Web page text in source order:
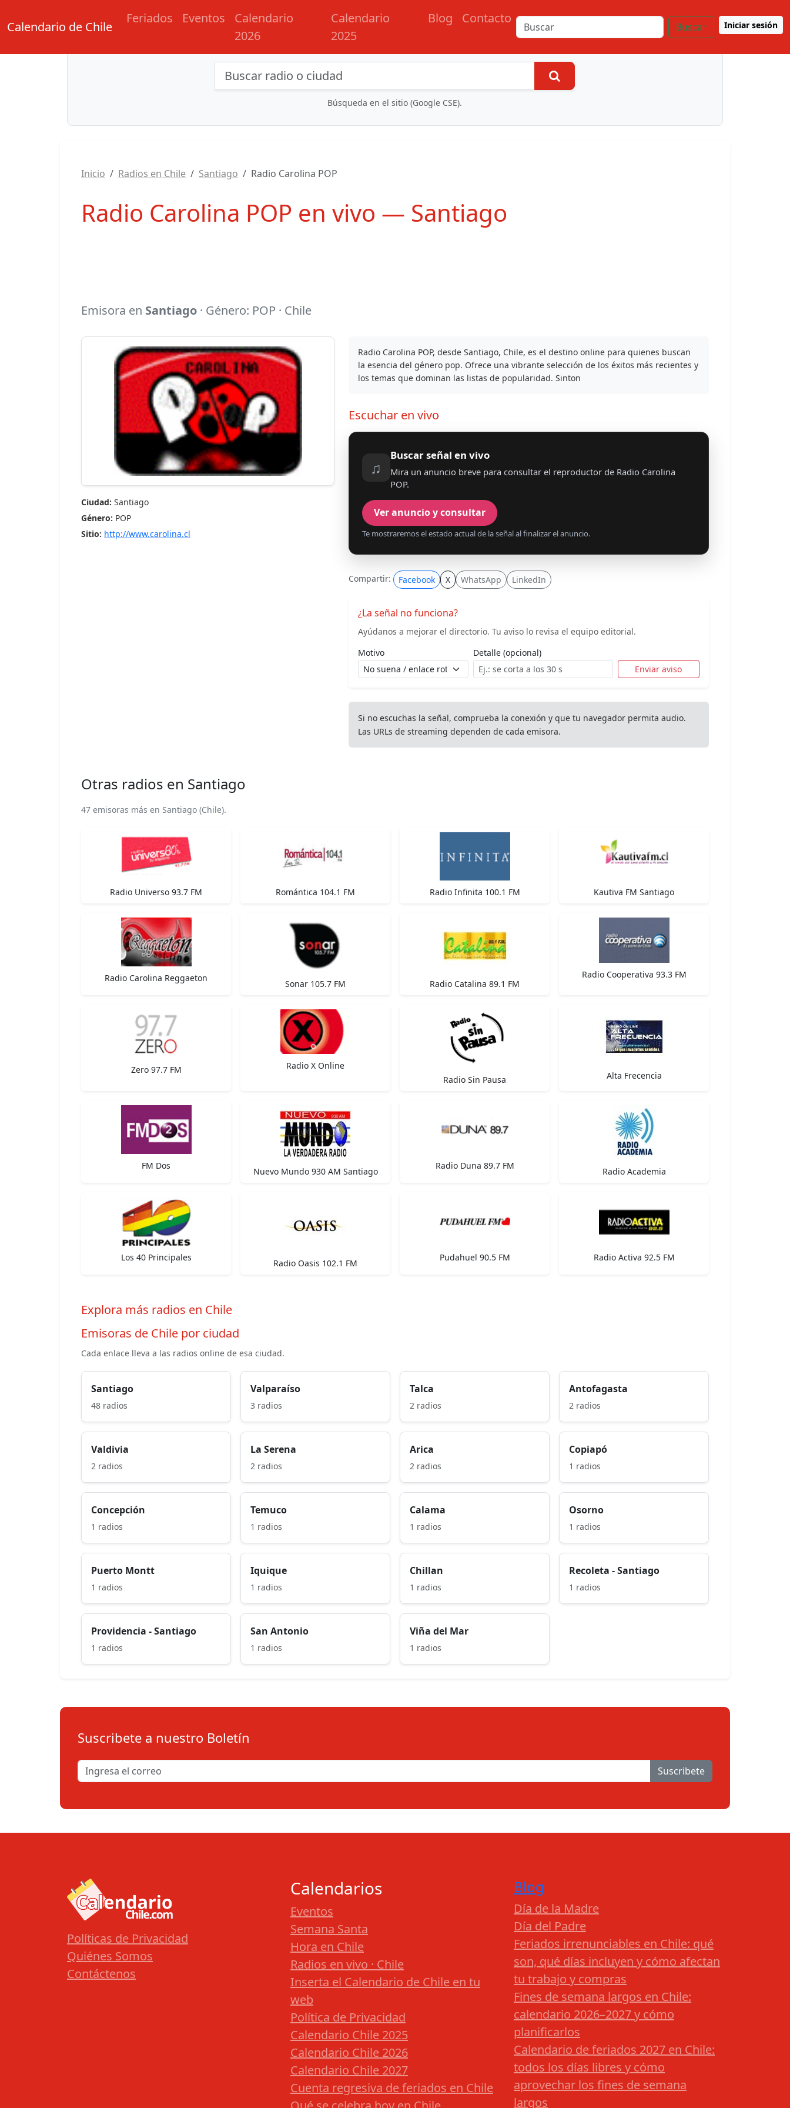
Calendario de Chile
Feriados Eventos
Calendario
2026
Calendario
2025
Blog Contacto
Buscar Iniciar sesión
Búsqueda de radios y contenidos
Búsqueda en el sitio (Google CSE).
Inicio Radios en Chile Santiago Radio Carolina POP
Radio Carolina POP en vivo — Santiago
Emisora en Santiago · Género: POP · Chile
Ciudad: Santiago
Género: POP
Sitio: http://www.carolina.cl
Radio Carolina POP, desde Santiago, Chile, es el destino online para quienes buscan
la esencia del género pop. Ofrece una vibrante selección de los éxitos más recientes y
los temas que dominan las listas de popularidad. Sinton
Escuchar en vivo
♫
Buscar señal en vivo
Mira un anuncio breve para consultar el reproductor de Radio Carolina
POP.
Ver anuncio y consultar
Te mostraremos el estado actual de la señal al finalizar el anuncio.
Compartir: Facebook X WhatsApp LinkedIn
¿La señal no funciona?
Ayúdanos a mejorar el directorio. Tu aviso lo revisa el equipo editorial.
Motivo
Detalle (opcional)
Enviar aviso
Si no escuchas la señal, comprueba la conexión y que tu navegador permita audio.
Las URLs de streaming dependen de cada emisora.
Otras radios en Santiago
47 emisoras más en Santiago (Chile).
Radio Universo 93.7 FM Romántica 104.1 FM Radio Infinita 100.1 FM Kautiva FM Santiago
Radio Carolina Reggaeton
Sonar 105.7 FM Radio Catalina 89.1 FM
Radio Cooperativa 93.3 FM
Zero 97.7 FM
Radio X Online
Radio Sin Pausa
Alta Frecencia
FM Dos
Nuevo Mundo 930 AM Santiago
Radio Duna 89.7 FM
Radio Academia
Los 40 Principales
Radio Oasis 102.1 FM
Pudahuel 90.5 FM Radio Activa 92.5 FM
Explora más radios en Chile
Emisoras de Chile por ciudad
Cada enlace lleva a las radios online de esa ciudad.
Santiago
48 radios
Valparaíso
3 radios
Talca
2 radios
Antofagasta
2 radios
Valdivia
2 radios
La Serena
2 radios
Arica
2 radios
Copiapó
1 radios
Concepción
1 radios
Temuco
1 radios
Calama
1 radios
Osorno
1 radios
Puerto Montt
1 radios
Iquique
1 radios
Chillan
1 radios
Recoleta - Santiago
1 radios
Providencia - Santiago
1 radios
San Antonio
1 radios
Viña del Mar
1 radios
Suscribete a nuestro Boletín
Suscribete
Políticas de Privacidad
Quiénes Somos
Contáctenos
Calendarios
Eventos
Semana Santa
Hora en Chile
Radios en vivo · Chile
Inserta el Calendario de Chile en tu
web
Política de Privacidad
Calendario Chile 2025
Calendario Chile 2026
Calendario Chile 2027
Cuenta regresiva de feriados en Chile
Blog
Día de la Madre
Día del Padre
Feriados irrenunciables en Chile: qué
son, qué días incluyen y cómo afectan
tu trabajo y compras
Fines de semana largos en Chile:
calendario 2026–2027 y cómo
planificarlos
Calendario de feriados 2027 en Chile:
todos los días libres y cómo
aprovechar los fines de semana
largos